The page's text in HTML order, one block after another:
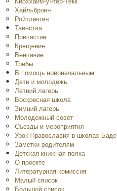
Хайльбронн
Ройтлинген
Таинства
Причастие
Крещение
Венчание
Требы
В помощь новоначальным
Дети и молодежь
Летний лагерь
Воскресная школа
Зимний лагерь
Молодежный совет
Съезды и мероприятия
Урок Православия в школах
Заметки родителям
Детская книжная полка
O проекте
Литературная комиссия
Малый список
Большой список